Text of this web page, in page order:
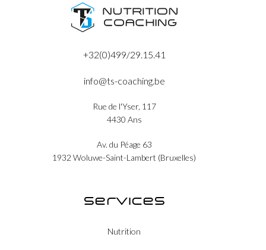
+32(0)499/29.15.41
info@ts-coaching.be
Rue de l'Yser, 117
4430 Ans
Av. du Péage 63
1932 Woluwe-Saint-Lambert (Bruxelles)
Services
Nutrition